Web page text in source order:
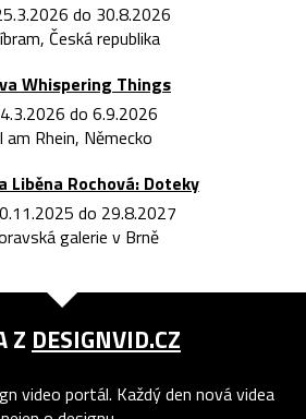
do 30.8.2026
Česká republika
Whispering Things
do 6.9.2026
am Rhein, Německo
Liběna Rochová: Doteky
do 29.8.2027
galerie v Brně
Z DESIGNVID.CZ
video portál. Každý den nová videa